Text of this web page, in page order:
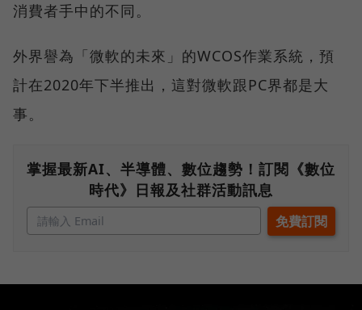
消費者手中的不同。
外界譽為「微軟的未來」的WCOS作業系統，預
計在2020年下半推出，這對微軟跟PC界都是大
事。
掌握最新AI、半導體、數位趨勢！訂閱《數位
時代》日報及社群活動訊息